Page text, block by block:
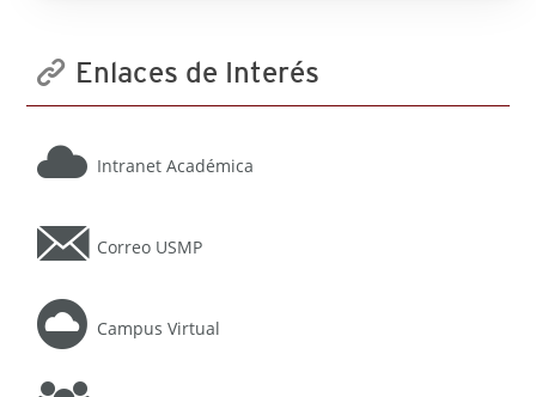
Enlaces de Interés
Intranet Académica
Correo USMP
Campus Virtual